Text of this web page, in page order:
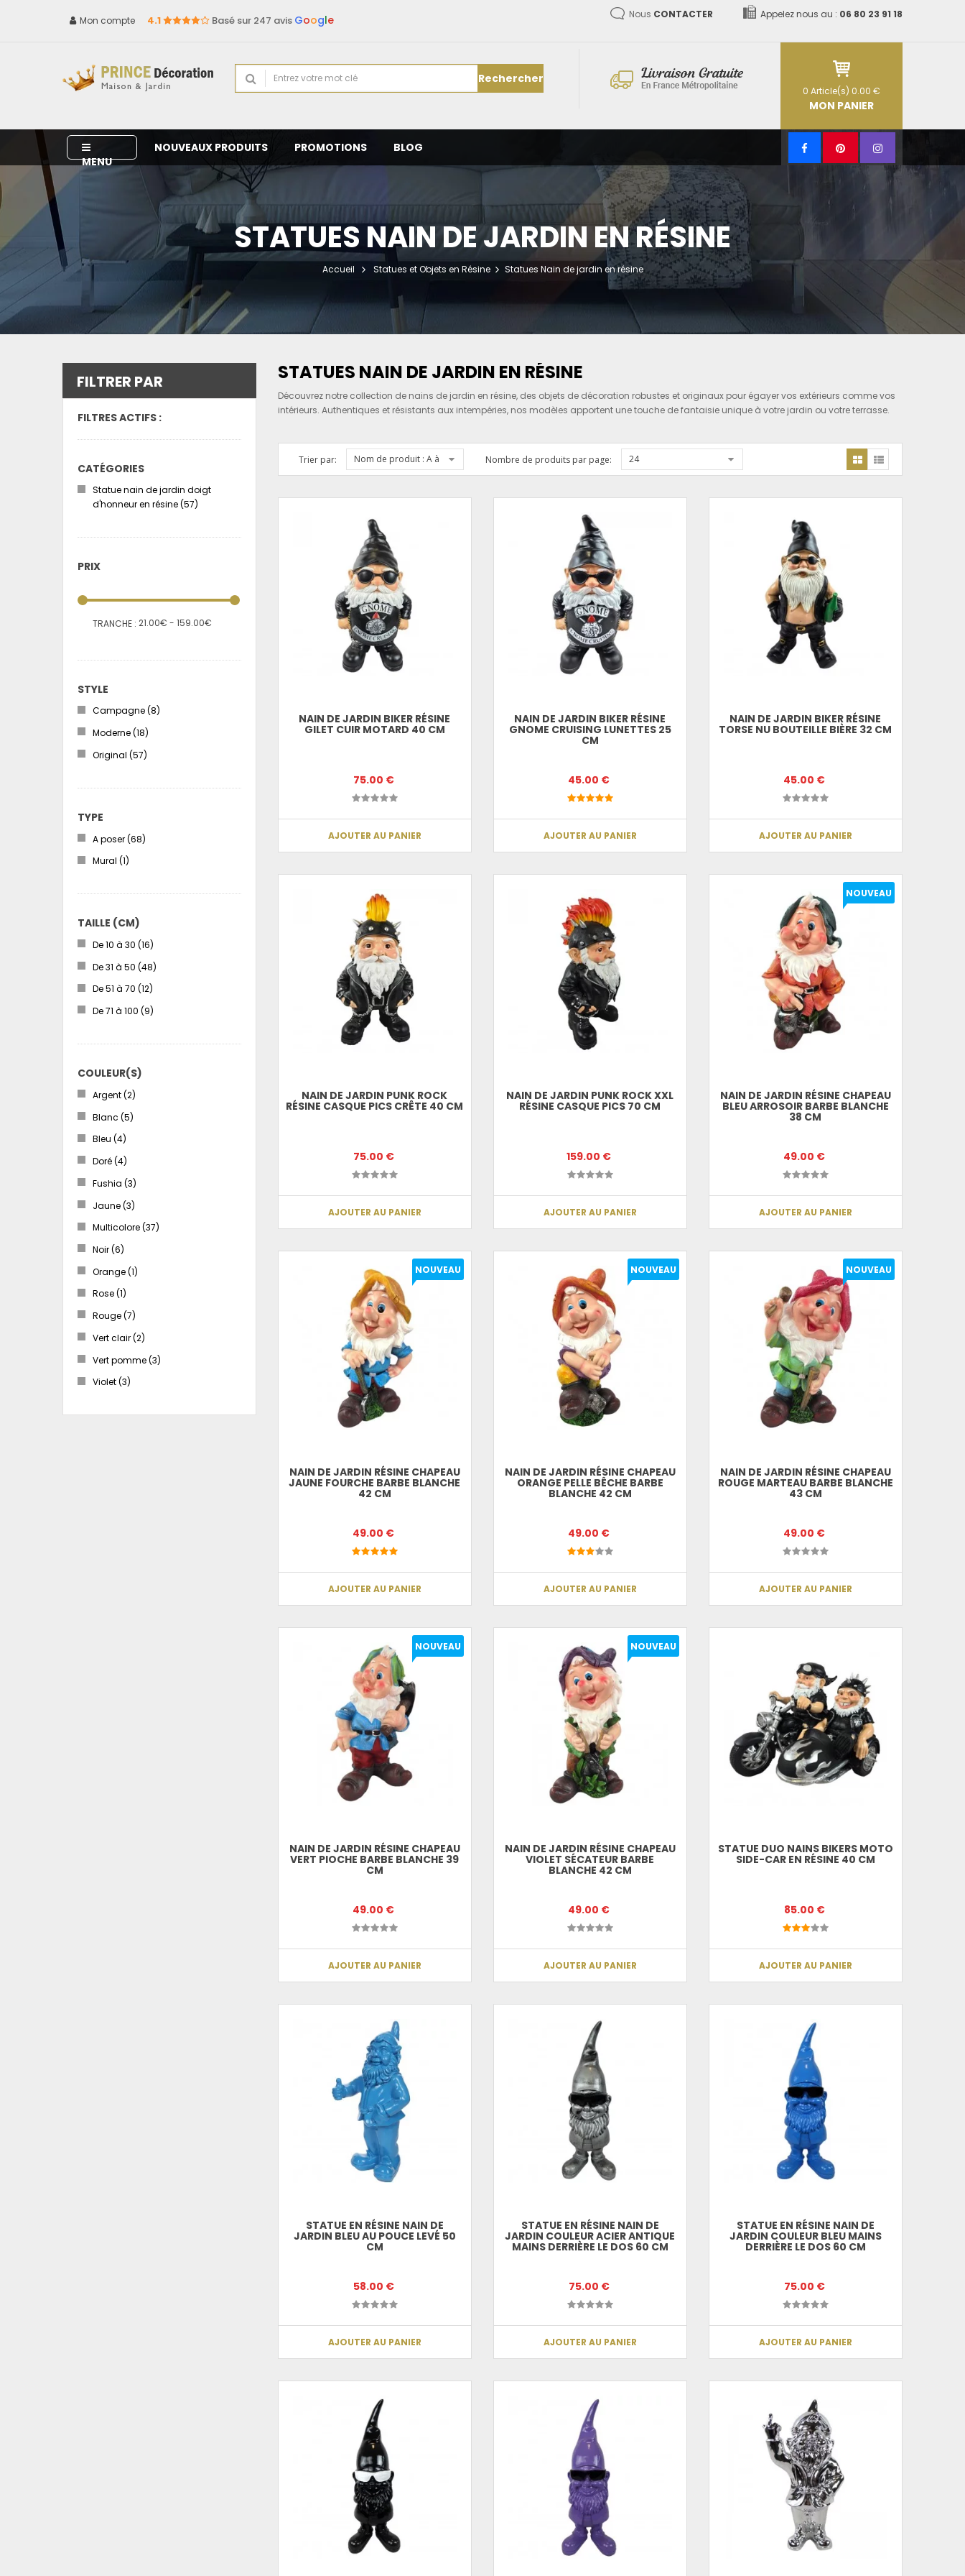
Mon compte 4.1 Basé sur 247 avis Google Nous CONTACTER Appelez nous au : 06 80 23 91 18
Rechercher
0 Article(s) 0.00 €
MON PANIER
MENU
NOUVEAUX PRODUITS PROMOTIONS BLOG
STATUES NAIN DE JARDIN EN RÉSINE
Accueil Statues et Objets en Résine Statues Nain de jardin en résine
FILTRER PAR
FILTRES ACTIFS :
CATÉGORIES
Statue nain de jardin doigt
d'honneur en résine(57)
PRIX
TRANCHE : 21.00€ - 159.00€
STYLE
Campagne(8)
Moderne(18)
Original (57)
TYPE
A poser(68)
Mural (1)
TAILLE (CM)
De 10 à 30 (16)
De 31 à 50 (48)
De 51 à 70 (12)
De 71 à 100 (9)
COULEUR(S)
Argent(2)
Blanc (5)
Bleu (4)
Doré(4)
Fushia (3)
Jaune(3)
Multicolore(37)
Noir(6)
Orange(1)
Rose(1)
Rouge(7)
Vert clair(2)
Vert pomme(3)
Violet(3)
STATUES NAIN DE JARDIN EN RÉSINE
Découvrez notre collection de nains de jardin en résine, des objets de décoration robustes et originaux pour égayer vos extérieurs comme vos
intérieurs. Authentiques et résistants aux intempéries, nos modèles apportent une touche de fantaisie unique à votre jardin ou votre terrasse.
Trier par: Nom de produit : A à Z Nombre de produits par page: 24
NAIN DE JARDIN BIKER RÉSINE
GILET CUIR MOTARD 40 CM
75.00 €
AJOUTER AU PANIER
NAIN DE JARDIN BIKER RÉSINE
GNOME CRUISING LUNETTES 25
CM
45.00 €
AJOUTER AU PANIER
NAIN DE JARDIN BIKER RÉSINE
TORSE NU BOUTEILLE BIÈRE 32 CM
45.00 €
AJOUTER AU PANIER
NAIN DE JARDIN PUNK ROCK
RÉSINE CASQUE PICS CRÊTE 40 CM
75.00 €
AJOUTER AU PANIER
NAIN DE JARDIN PUNK ROCK XXL
RÉSINE CASQUE PICS 70 CM
159.00 €
AJOUTER AU PANIER
NOUVEAU
NAIN DE JARDIN RÉSINE CHAPEAU
BLEU ARROSOIR BARBE BLANCHE
38 CM
49.00 €
AJOUTER AU PANIER
NOUVEAU
NAIN DE JARDIN RÉSINE CHAPEAU
JAUNE FOURCHE BARBE BLANCHE
42 CM
49.00 €
AJOUTER AU PANIER
NOUVEAU
NAIN DE JARDIN RÉSINE CHAPEAU
ORANGE PELLE BÊCHE BARBE
BLANCHE 42 CM
49.00 €
AJOUTER AU PANIER
NOUVEAU
NAIN DE JARDIN RÉSINE CHAPEAU
ROUGE MARTEAU BARBE BLANCHE
43 CM
49.00 €
AJOUTER AU PANIER
NOUVEAU
NAIN DE JARDIN RÉSINE CHAPEAU
VERT PIOCHE BARBE BLANCHE 39
CM
49.00 €
AJOUTER AU PANIER
NOUVEAU
NAIN DE JARDIN RÉSINE CHAPEAU
VIOLET SÉCATEUR BARBE
BLANCHE 42 CM
49.00 €
AJOUTER AU PANIER
STATUE DUO NAINS BIKERS MOTO
SIDE-CAR EN RÉSINE 40 CM
85.00 €
AJOUTER AU PANIER
STATUE EN RÉSINE NAIN DE
JARDIN BLEU AU POUCE LEVÉ 50
CM
58.00 €
AJOUTER AU PANIER
STATUE EN RÉSINE NAIN DE
JARDIN COULEUR ACIER ANTIQUE
MAINS DERRIÈRE LE DOS 60 CM
75.00 €
AJOUTER AU PANIER
STATUE EN RÉSINE NAIN DE
JARDIN COULEUR BLEU MAINS
DERRIÈRE LE DOS 60 CM
75.00 €
AJOUTER AU PANIER